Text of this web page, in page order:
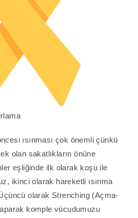
ısınması çok önemli çünkü
olan sakatlıkların önüne
eşliğinde ilk olarak koşu ile
ikinci olarak hareketli ısınma
olarak Strenching (Açma-
komple vücudumuzu